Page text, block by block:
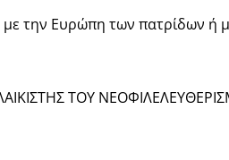
με την Ευρώπη των πατρίδων
ΤΟΥ